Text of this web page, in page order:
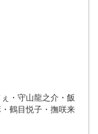
・守山龍之介・飯
鶴目悦子・撫咲来